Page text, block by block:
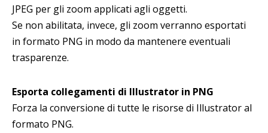
JPEG per gli zoom applicati agli oggetti.
Se non abilitata, invece, gli zoom verranno esportati
in formato PNG in modo da mantenere eventuali
trasparenze.
Esporta collegamenti di Illustrator in PNG
Forza la conversione di tutte le risorse di Illustrator al
formato PNG.